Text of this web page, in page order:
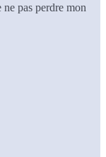
pas perdre mon